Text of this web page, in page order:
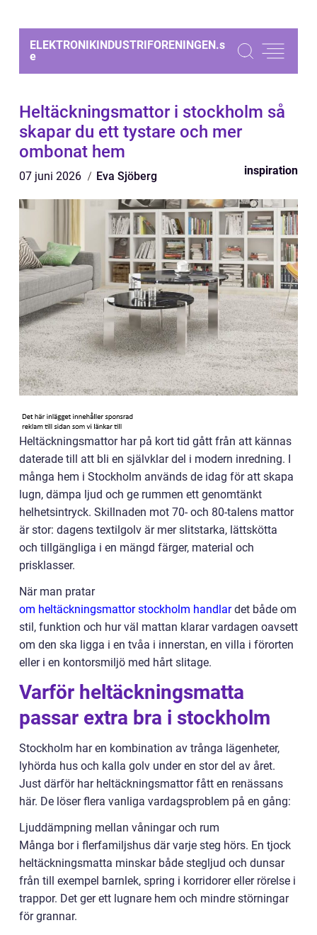
ELEKTRONIKINDUSTRIFORENINGEN.s
e
Heltäckningsmattor i stockholm så
skapar du ett tystare och mer
ombonat hem
07 juni 2026 Eva Sjöberg inspiration
Heltäckningsmattor har på kort tid gått från att kännas
daterade till att bli en självklar del i modern inredning. I
många hem i Stockholm används de idag för att skapa
lugn, dämpa ljud och ge rummen ett genomtänkt
helhetsintryck. Skillnaden mot 70- och 80-talens mattor
är stor: dagens textilgolv är mer slitstarka, lättskötta
och tillgängliga i en mängd färger, material och
prisklasser.
När man pratar
om heltäckningsmattor stockholm handlardet både om
stil, funktion och hur väl mattan klarar vardagen oavsett
om den ska ligga i en tvåa i innerstan, en villa i förorten
eller i en kontorsmiljö med hårt slitage.
Varför heltäckningsmatta
passar extra bra i stockholm
Stockholm har en kombination av trånga lägenheter,
lyhörda hus och kalla golv under en stor del av året.
Just därför har heltäckningsmattor fått en renässans
här. De löser flera vanliga vardagsproblem på en gång:
Ljuddämpning mellan våningar och rum
Många bor i flerfamiljshus där varje steg hörs. En tjock
heltäckningsmatta minskar både stegljud och dunsar
från till exempel barnlek, spring i korridorer eller rörelse i
trappor. Det ger ett lugnare hem och mindre störningar
för grannar.